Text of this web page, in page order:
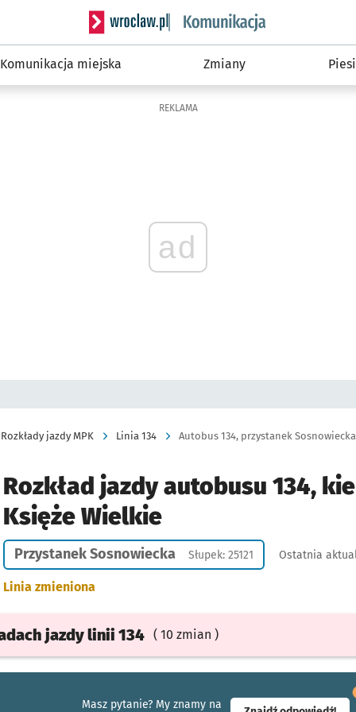
Serwis informacyjny wroclaw.pl podserwis:
Komunikacja miejska Zmiany Piesi
REKLAMA
ad
Rozkłady jazdy MPK Linia 134 Autobus 134, przystanek
Rozkład jazdy autobusu 134,
Księże Wielkie
Przystanek Sosnowiecka Słupek: 25121 Ostatnia
Linia zmieniona
jazdylinii 134 ( 10 zmian )
Masz pytanie? My znamy na